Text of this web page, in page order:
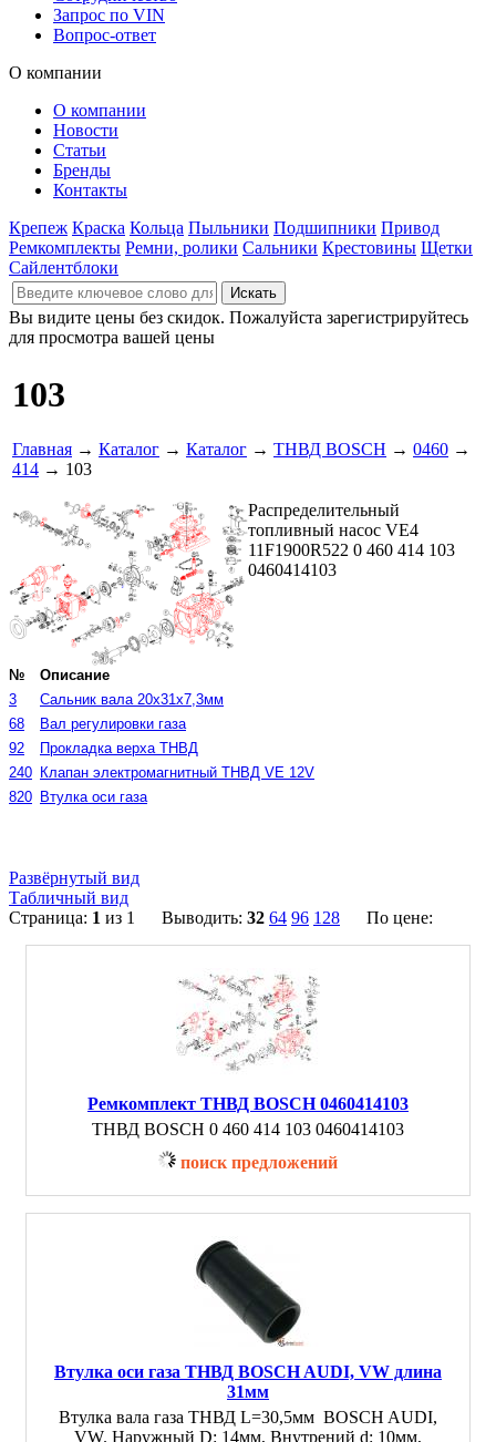
Запрос по VIN
Вопрос-ответ
О компании
О компании
Новости
Статьи
Бренды
Контакты
Крепеж Краска Кольца Пыльники Подшипники Привод
Ремкомплекты Ремни, ролики Сальники Крестовины Щетки
Сайлентблоки
Вы видите цены без скидок. Пожалуйста зарегистрируйтесь
для просмотра вашей цены
103
Главная → Каталог → Каталог → ТНВД BOSCH → 0460 →
414 → 103
Распределительный
топливный насос VE4
11F1900R522 0 460 414 103
0460414103
№
Описание
3
Сальник вала 20x31x7,3мм
68
Вал регулировки газа
92
Прокладка верха ТНВД
240 Клапан электромагнитный ТНВД VE 12V
820 Втулка оси газа
Развёрнутый вид
Табличный вид
Страница: 1 из 1 Выводить: 32 64 96 128 По цене:
Ремкомплект ТНВД BOSCH 0460414103
ТНВД BOSCH 0 460 414 103 0460414103
поиск предложений
Втулка оси газа ТНВД BOSCH AUDI, VW длина
31мм
Втулка вала газа ТНВД L=30,5мм BOSCH AUDI,
VW. Наружный D: 14мм, Внутрений d: 10мм,